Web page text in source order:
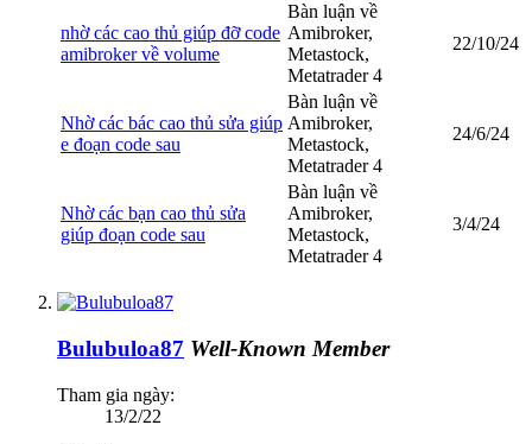
nhờ các cao thủ giúp đỡ code
amibroker về volume
Bàn luận về
Amibroker,
Metastock,
Metatrader 4
22/10/24
Nhờ các bác cao thủ sửa giúp
e đoạn code sau
Bàn luận về
Amibroker,
Metastock,
Metatrader 4
24/6/24
Nhờ các bạn cao thủ sửa
giúp đoạn code sau
Bàn luận về
Amibroker,
Metastock,
Metatrader 4
3/4/24
Bulubuloa87 Well-Known Member
Tham gia ngày:
13/2/22